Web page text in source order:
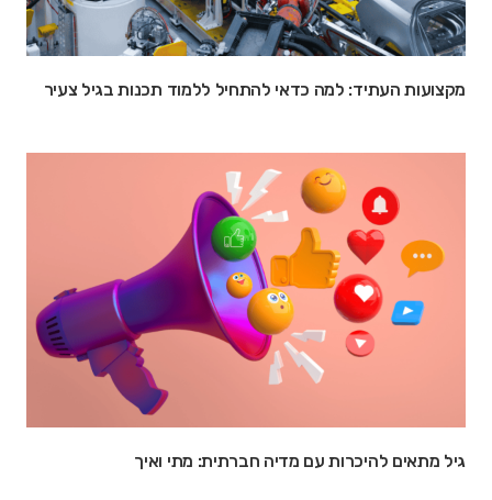
מקצועות העתיד: למה כדאי להתחיל ללמוד תכנות בגיל צעיר
גיל מתאים להיכרות עם מדיה חברתית: מתי ואיך